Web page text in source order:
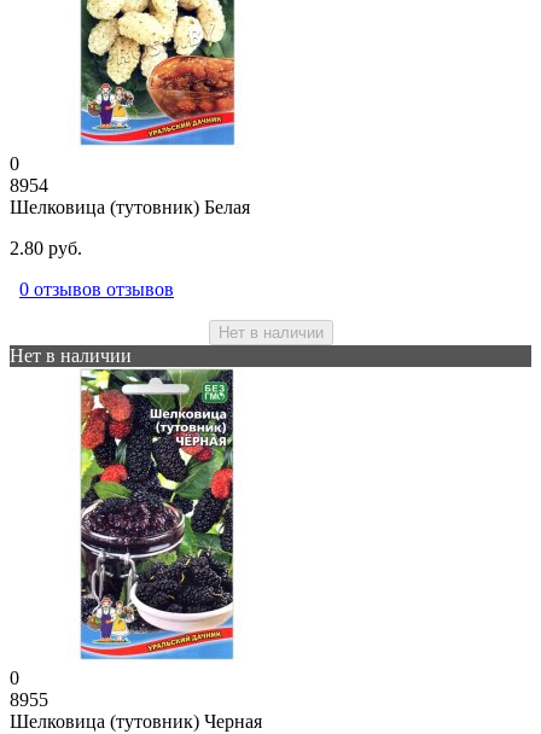
0
8954
Шелковица (тутовник) Белая
2.80 руб.
0 отзывов отзывов
Нет в наличии
Нет в наличии
0
8955
Шелковица (тутовник) Черная